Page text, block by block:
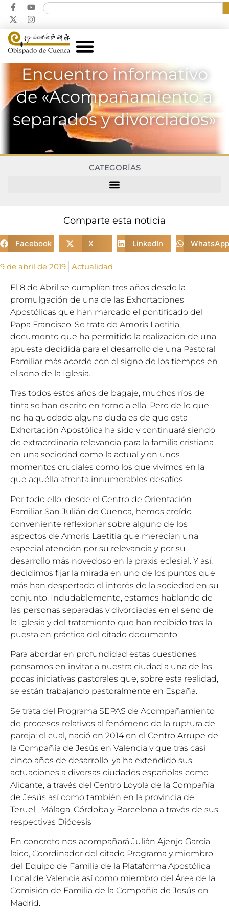
Encuentro informativo
de «Acompañamiento a
separados y divorciados»
CATEGORÍAS
Comparte esta noticia
Facebook X LinkedIn WhatsApp
9 de abril de 2019 Actualidad
El 8 de Abril se cumplían tres años desde la
promulgación de una de las Exhortaciones
Apostólicas que han marcado el pontificado del
Papa Francisco. Se trata de Amoris Laetitia,
documento que ha permitido la realización de una
apuesta decidida para el desarrollo de una Pastoral
Familiar más acorde con el signo de los tiempos en
el seno de la Iglesia.
Tras todos estos años de bagaje, muchos ríos de
tinta se han escrito en torno a ella. Pero de lo que
no ha quedado alguna duda es de que esta
Exhortación Apostólica ha sido y continuará siendo
de extraordinaria relevancia para la familia cristiana
en una sociedad como la actual y en unos
momentos cruciales como los que vivimos en la
que aquélla afronta innumerables desafíos.
Por todo ello, desde el Centro de Orientación
Familiar San Julián de Cuenca, hemos creído
conveniente reflexionar sobre alguno de los
aspectos de Amoris Laetitia que merecían una
especial atención por su relevancia y por su
desarrollo más novedoso en la praxis eclesial. Y así,
decidimos fijar la mirada en uno de los puntos que
más han despertado el interés de la sociedad en su
conjunto. Indudablemente, estamos hablando de
las personas separadas y divorciadas en el seno de
la Iglesia y del tratamiento que han recibido tras la
puesta en práctica del citado documento.
Para abordar en profundidad estas cuestiones
pensamos en invitar a nuestra ciudad a una de las
pocas iniciativas pastorales que, sobre esta realidad,
se están trabajando pastoralmente en España.
Se trata del Programa SEPAS de Acompañamiento
de procesos relativos al fenómeno de la ruptura de
pareja; el cual, nació en 2014 en el Centro Arrupe de
la Compañía de Jesús en Valencia y que tras casi
cinco años de desarrollo, ya ha extendido sus
actuaciones a diversas ciudades españolas como
Alicante, a través del Centro Loyola de la Compañía
de Jesús así como también en la provincia de
Teruel , Málaga, Córdoba y Barcelona a través de sus
respectivas Diócesis
En concreto nos acompañará Julián Ajenjo García,
laico, Coordinador del citado Programa y miembro
del Equipo de Familia de la Plataforma Apostólica
Local de Valencia así como miembro del Área de la
Comisión de Familia de la Compañía de Jesús en
Madrid.